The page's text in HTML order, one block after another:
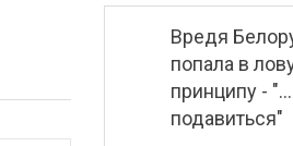
Вредя
попала в
принципу -
подавиться"